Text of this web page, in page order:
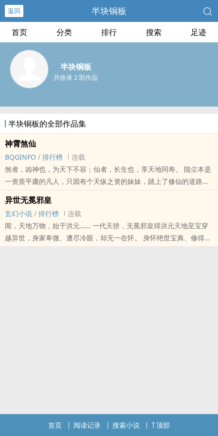
返回 半块铜板
首页 分类 排行 搜索 足迹
半块铜板
共收录 2 部作品
半块铜板的全部作品集
神霄煞仙
BQGINFO / 排行榜
连载
煞者，凶神也，为天下不容；仙者，长生也，享天地同寿。 陆尘本是
一资质平庸的凡人，只因有个天纵之资的妹妹，踏上了修仙的道路。
爱的人，为煞又如何！杀尽天下人又如何！ 谁说正道才能长生？ 长生
之路，红颜踏歌，纵横神霄，唯我煞仙！ 各位书友要是觉得《神霄煞
仙》还不错的话请不要忘记向您QQ群和微博里的朋友推荐哦！
本站提示：各位书友要是觉得《神霄煞仙》还不错的话请不要忘记向
异世无冕邪皇
玄幻小说 / 排行榜
连载
闻，天地万物，始于洪元…… 一代天骄，无冕邪皇得洪元天地至宝穿
越异世，身家卑微、遭尽冷眼，却无一在怀。 身怀绝世宝典、修得无
首页 阅读记录 搜索小说 顶部